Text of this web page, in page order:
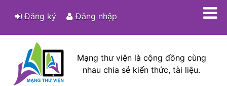
Đăng ký Đăng nhập
Mạng thư viện là cộng đồng cùng
nhau chia sẻ kiến thức, tài liệu.